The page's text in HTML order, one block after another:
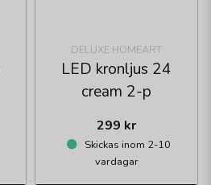
DELUXE HOMEART
LED kronljus 24
cream 2-p
299 kr
Skickas inom 2-10
vardagar